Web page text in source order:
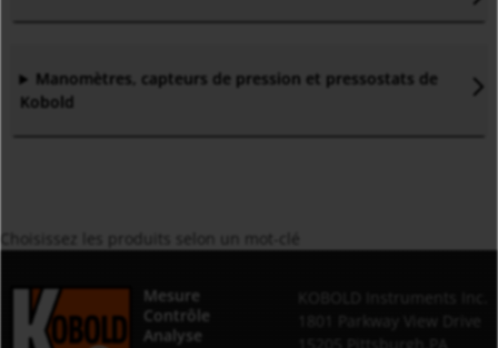
Manomètres, capteurs de pression et pressostats de
Kobold
Mesure
Contrôle
Analyse